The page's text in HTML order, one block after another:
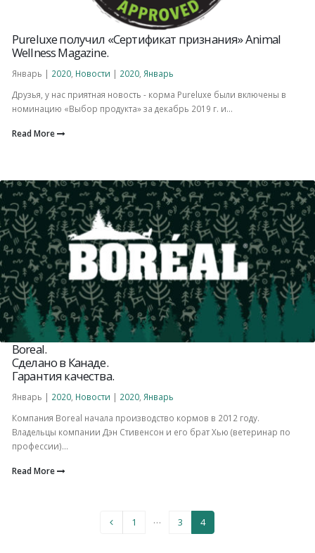
Pureluxe получил «Сертификат признания» Animal
Wellness Magazine.
Январь | 2020, Новости | 2020, Январь
Друзья, у нас приятная новость - корма Pureluxe были включены в
номинацию «Выбор продукта» за декабрь 2019 г. и...
Read More
Boreal.
Сделано в Канаде.
Гарантия качества.
Январь | 2020, Новости | 2020, Январь
Компания Boreal начала производство кормов в 2012 году.
Владельцы компании Дэн Стивенсон и его брат Хью (ветеринар по
профессии)...
Read More
1 … 3 4